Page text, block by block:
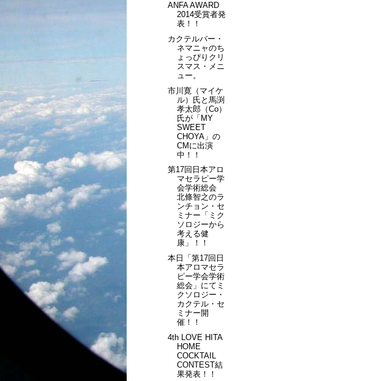
ANFA AWARD
2014受賞者発
表！！
カクテルバー・
ネマニャのち
ょっぴりクリ
スマス・メニ
ュー。
市川寛（マイケ
ル）氏と馬渕
孝太郎（Co）
氏が「MY
SWEET
CHOYA」の
CMに出演
中！！
第17回日本アロ
マセラピー学
会学術総会
北條智之のラ
ンチョン・セ
ミナー「ミク
ソロジーから
考える健
康」！！
本日「第17回日
本アロマセラ
ピー学会学術
総会」にてミ
クソロジー・
カクテル・セ
ミナー開
催！！
4th LOVE HITA
HOME
COCKTAIL
CONTEST結
果発表！！